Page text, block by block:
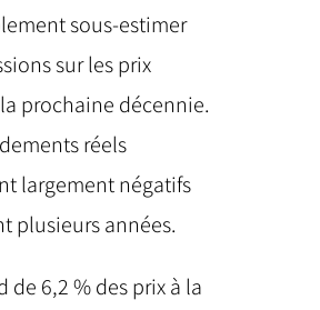
sous-estimer
sur les prix
prochaine décennie.
réels
largement négatifs
plusieurs années.
de 6,2 % des prix à la